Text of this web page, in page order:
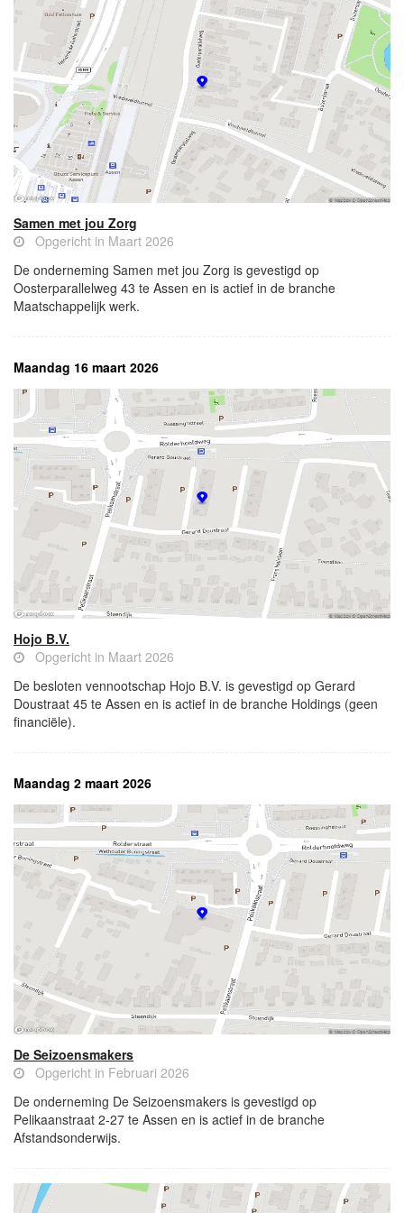
Samen met jou Zorg
Opgericht in Maart 2026
De onderneming Samen met jou Zorg is gevestigd op
Oosterparallelweg 43 te Assen en is actief in de branche
Maatschappelijk werk.
Maandag 16 maart 2026
Hojo B.V.
Opgericht in Maart 2026
De besloten vennootschap Hojo B.V. is gevestigd op Gerard
Doustraat 45 te Assen en is actief in de branche Holdings (geen
financiële).
Maandag 2 maart 2026
De Seizoensmakers
Opgericht in Februari 2026
De onderneming De Seizoensmakers is gevestigd op
Pelikaanstraat 2-27 te Assen en is actief in de branche
Afstandsonderwijs.